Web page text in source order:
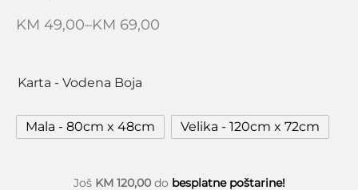
KM 49,00–KM 69,00
Karta - Vodena Boja
Mala - 80cm x 48cm Velika - 120cm x 72cm
Još KM120,00do besplatne poštarine!
i trpezarija